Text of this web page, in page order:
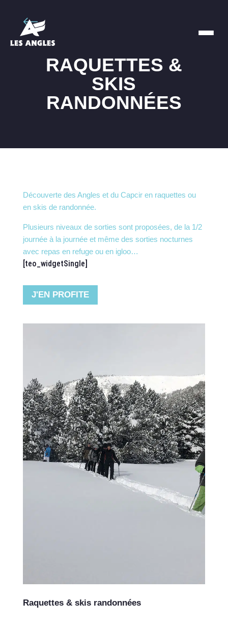
RAQUETTES &
SKIS
RANDONNÉES
Découverte des Angles et du Capcir en raquettes ou
en skis de randonnée.
Plusieurs niveaux de sorties sont proposées, de la 1/2
journée à la journée et même des sorties nocturnes
avec repas en refuge ou en igloo…
[teo_widgetSingle]
J'EN PROFITE
Raquettes & skis randonnées